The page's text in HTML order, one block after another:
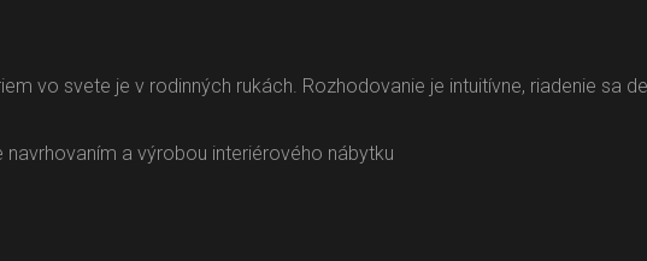
vo svete je v rodinných rukách. Rozhodovanie je intuitívne, riadenie sa
a výrobou interiérového nábytku